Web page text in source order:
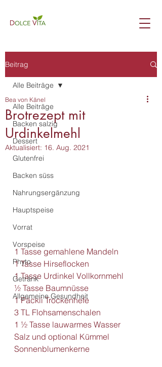
Beitrag
Alle Beiträge
Backen salzig
Dessert
Glutenfrei
Backen süss
Nahrungsergänzung
Hauptspeise
Vorrat
Vorspeise
Phyto
Getränk
Allgemeine Gesundheit
Alle Beiträge
Brotrezept mit
Urdinkelmehl
Bea von Känel
Aktualisiert: 16. Aug. 2021
1 Tasse gemahlene Mandeln
1 Tasse Hirseflocken
1 Tasse Urdinkel Vollkornmehl
½ Tasse Baumnüsse
1 Päckli Trockenhefe
3 TL Flohsamenschalen
1 ½ Tasse lauwarmes Wasser
Salz und optional Kümmel
Sonnenblumenkerne